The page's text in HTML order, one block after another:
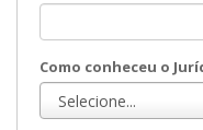
Como conheceu o